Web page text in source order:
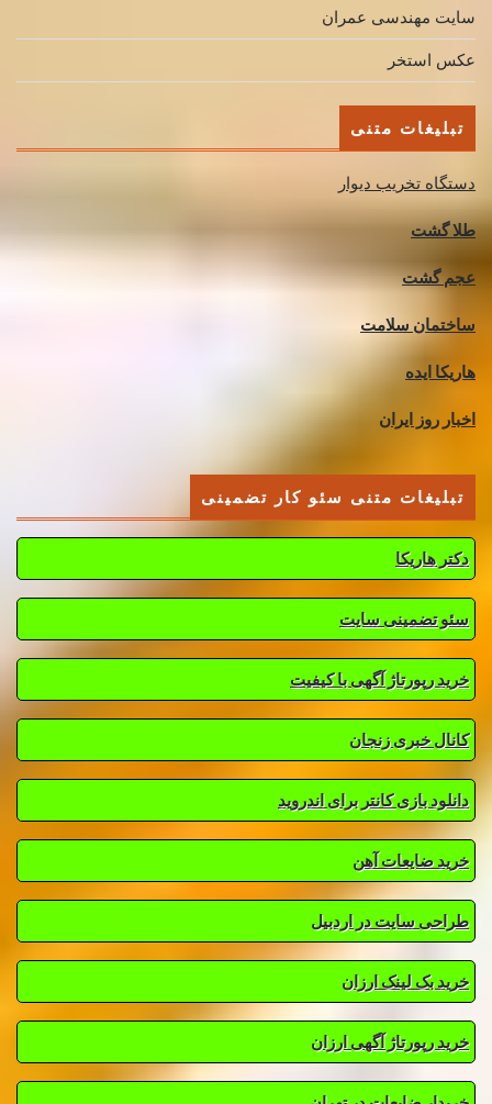
سایت مهندسی عمران
عکس استخر
تبلیغات متنی
دستگاه تخریب دیوار
طلا گشت
عجم گشت
ساختمان سلامت
هاریکا ایده
اخبار روز ایران
تبلیغات متنی سئو کار تضمینی
دکتر هاریکا
سئو تضمینی سایت
خرید رپورتاژ آگهی با کیفیت
کانال خبری زنجان
دانلود بازی کانتر برای اندروید
خرید ضایعات آهن
طراحی سایت در اردبیل
خرید بک لینک ارزان
خرید رپورتاژ آگهی ارزان